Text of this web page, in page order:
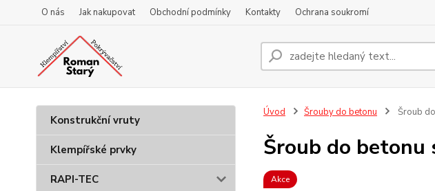
O nás Jak nakupovat Obchodní podmínky Kontakty Ochrana soukromí
Konstrukční vruty
Klempířské prvky
RAPI-TEC
Úvod Šrouby do betonu Šroub
Šroub do betonu
Akce